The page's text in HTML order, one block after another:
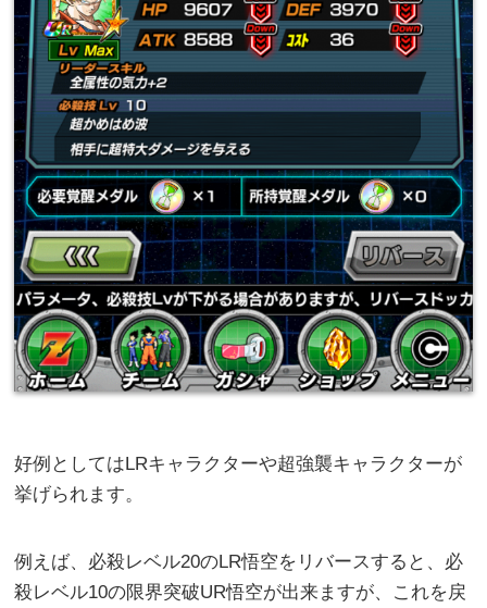
好例としてはLRキャラクターや超強襲キャラクターが
挙げられます。
例えば、必殺レベル20のLR悟空をリバースすると、必
殺レベル10の限界突破UR悟空が出来ますが、これを戻